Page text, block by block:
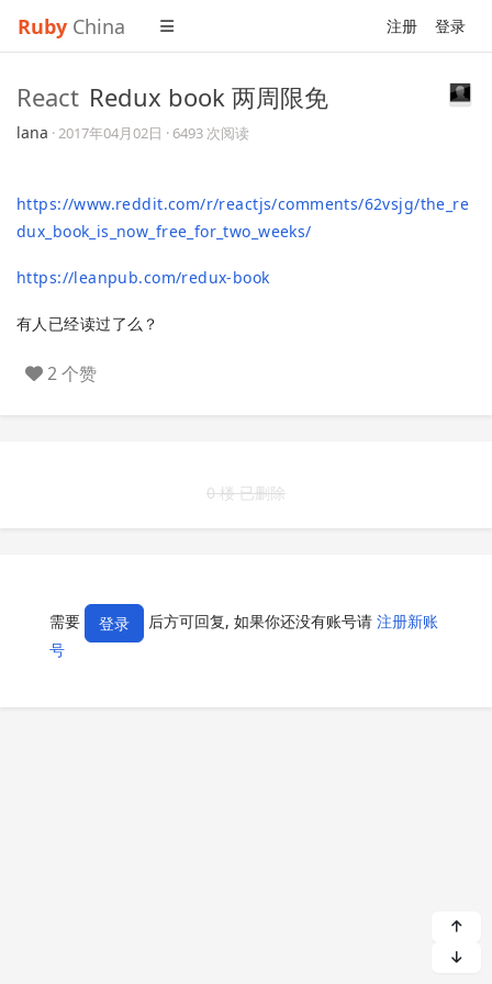
Ruby China 注册 登录
React Redux book 两周限免
lana ·2017年04月02日 · 6493 次阅读
https://www.reddit.com/r/reactjs/comments/62vsjg/the_re
dux_book_is_now_free_for_two_weeks/
https://leanpub.com/redux-book
有人已经读过了么？
2 个赞
0 楼 已删除
需要 登录 后方可回复, 如果你还没有账号请 注册新账
号